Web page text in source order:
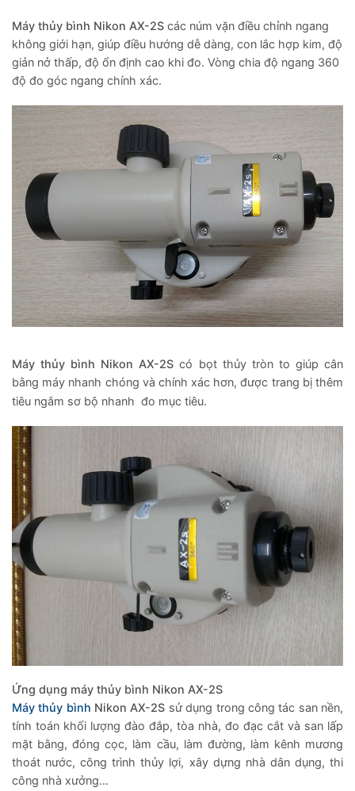
Máy thủy bình Nikon AX-2S các núm vặn điều chỉnh ngang
không giới hạn, giúp điều hướng dễ dàng, con lắc hợp kim, độ
giản nở thấp, độ ổn định cao khi đo. Vòng chia độ ngang 360
độ đo góc ngang chính xác.
Máy thủy bình Nikon AX-2S có bọt thủy tròn to giúp cân
bằng máy nhanh chóng và chính xác hơn, được trang bị thêm
tiêu ngắm sơ bộ nhanh đo mục tiêu.
Ứng dụng máy thủy bình Nikon AX-2S
Máy thủy bình Nikon AX-2S sử dụng trong công tác san nền,
tính toán khối lượng đào đắp, tòa nhà, đo đạc cắt và san lấp
mặt bằng, đóng cọc, làm cầu, làm đường, làm kênh mương
thoát nước, công trình thủy lợi, xây dựng nhà dân dụng, thi
công nhà xưởng…